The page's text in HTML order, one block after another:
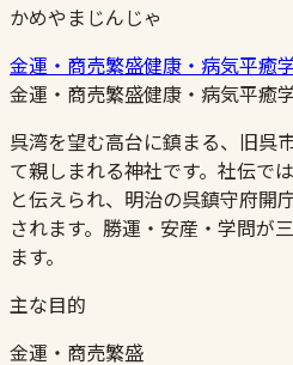
かめやまじんじゃ
金運・商売繁盛健康・病気平癒
金運・商売繁盛健康・病気平癒
呉湾を望む高台に鎮まる、旧呉
て親しまれる神社です。社伝で
と伝えられ、明治の呉鎮守府開
されます。勝運・安産・学問が
ます。
主な目的
金運・商売繁盛